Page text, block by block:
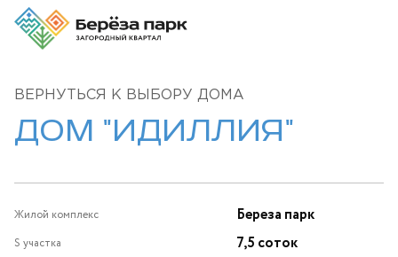
ВЕРНУТЬСЯ К ВЫБОРУ ДОМА
ДОМ "ИДИЛЛИЯ"
Жилой комплекс Береза парк
S участка 7,5 соток